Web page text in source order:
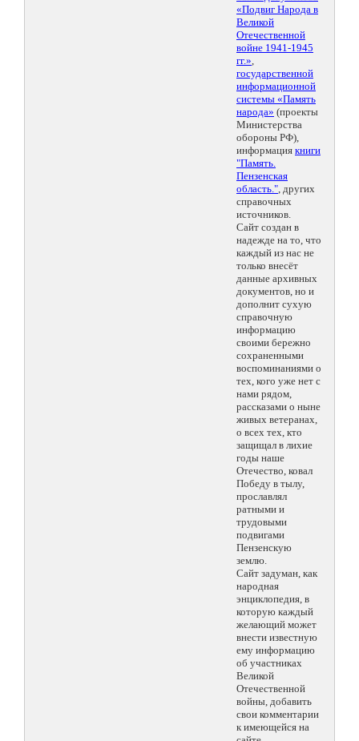
«Подвиг Народа в
Великой
Отечественной
войне 1941-1945
гг.»,
государственной
информационной
системы «Память
народа» (проекты
Министерства
обороны РФ),
информация книги
"Память.
Пензенская
область.", других
справочных
источников.
Сайт создан в
надежде на то, что
каждый из нас не
только внесёт
данные архивных
документов, но и
дополнит сухую
справочную
информацию
своими бережно
сохраненными
воспоминаниями о
тех, кого уже нет с
нами рядом,
рассказами о ныне
живых ветеранах,
о всех тех, кто
защищал в лихие
годы наше
Отечество, ковал
Победу в тылу,
прославлял
ратными и
трудовыми
подвигами
Пензенскую
землю.
Сайт задуман, как
народная
энциклопедия, в
которую каждый
желающий может
внести известную
ему информацию
об участниках
Великой
Отечественной
войны, добавить
свои комментарии
к имеющейся на